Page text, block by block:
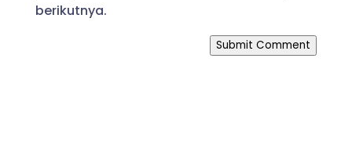
berikutnya.
Submit Comment